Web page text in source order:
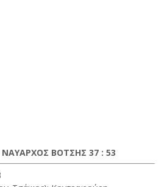
ΒΟΤΣΗΣ 37 : 53